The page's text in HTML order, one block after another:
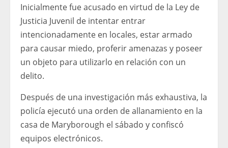
Inicialmente fue acusado en virtud de la Ley de
Justicia Juvenil de intentar entrar
intencionadamente en locales, estar armado
para causar miedo, proferir amenazas y poseer
un objeto para utilizarlo en relación con un
delito.
Después de una investigación más exhaustiva, la
policía ejecutó una orden de allanamiento en la
casa de Maryborough el sábado y confiscó
equipos electrónicos.